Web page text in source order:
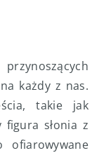
każdy z nas.
takie jak
figura słonia z
ofiarowywane